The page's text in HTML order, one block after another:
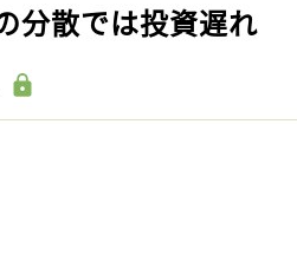
分散では投資遅れ